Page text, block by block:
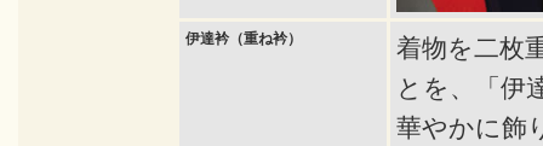
伊達衿（重ね衿）
着物を二枚
とを、「伊
華やかに飾